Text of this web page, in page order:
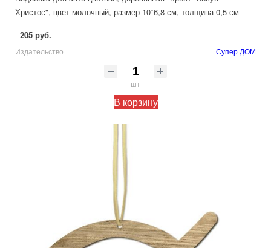
Христос", цвет молочный, размер 10*6,8 см, толщина 0,5 см
205 руб.
Издательство Супер ДОМ
шт
В корзину